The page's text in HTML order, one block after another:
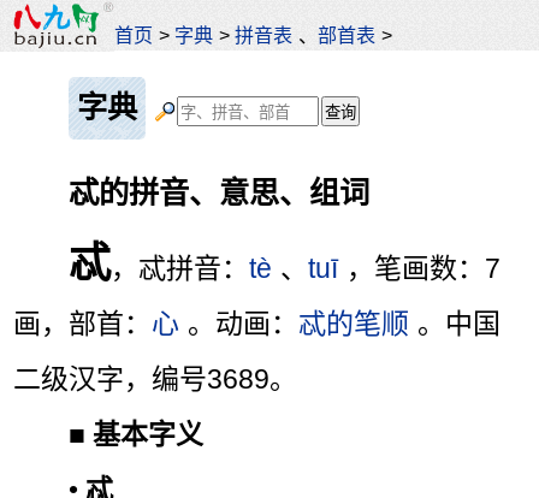
首页 > 字典 >拼音表 、部首表 >
字典
忒的拼音、意思、组词
忒，忒拼音：tè 、tuī ，笔画数：7
画，部首： 心 。动画： 忒的笔顺 。中国
二级汉字，编号3689。
■基本字义
• 忒